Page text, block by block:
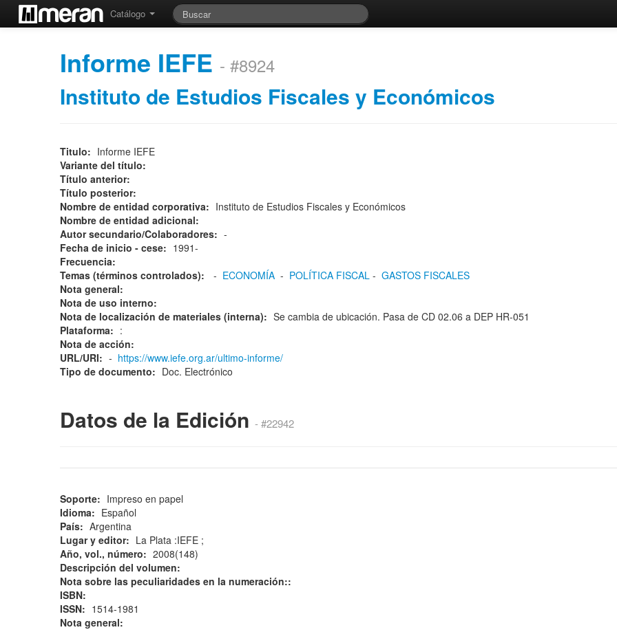
Catálogo
Informe IEFE - #8924
Instituto de Estudios Fiscales y Económicos
Titulo: Informe IEFE
Variante del título:
Título anterior:
Título posterior:
Nombre de entidad corporativa: Instituto de Estudios Fiscales y Económicos
Nombre de entidad adicional:
Autor secundario/Colaboradores: -
Fecha de inicio - cese: 1991-
Frecuencia:
Temas (términos controlados):
- ECONOMÍA - POLÍTICA FISCAL - GASTOS FISCALES
Nota general:
Nota de uso interno:
Nota de localización de materiales (interna): Se cambia de ubicación. Pasa de CD 02.06 a DEP HR-051
Plataforma: :
Nota de acción:
URL/URI: - https://www.iefe.org.ar/ultimo-informe/
Tipo de documento: Doc. Electrónico
Datos de la Edición - #22942
Soporte: Impreso en papel
Idioma: Español
País: Argentina
Lugar y editor: La Plata :IEFE ;
Año, vol., número: 2008(148)
Descripción del volumen:
Nota sobre las peculiaridades en la numeración::
ISBN:
ISSN: 1514-1981
Nota general: